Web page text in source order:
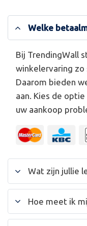
Welke
Bij TrendingWall
winkelervaring
Daarom bieden
aan. Kies de
uw aankoop
Wat zijn jullie
Hoe meet ik